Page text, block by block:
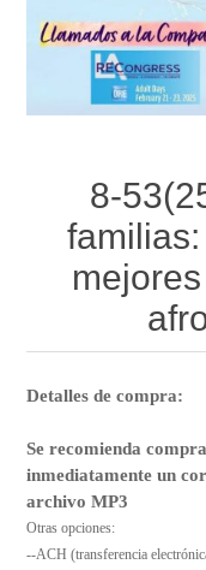
8-
Detalles de compra:
Se recomienda
inmediatamente un
archivo MP3
Otras opciones:
--ACH (transferencia